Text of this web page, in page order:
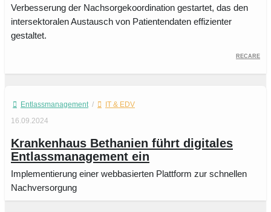
Verbesserung der Nachsorgekoordination gestartet, das den
intersektoralen Austausch von Patientendaten effizienter
gestaltet.
Recare
Entlassmanagement /
IT & EDV
16.09.2024
Krankenhaus Bethanien führt digitales
Entlassmanagement ein
Implementierung einer webbasierten Plattform zur schnellen
Nachversorgung